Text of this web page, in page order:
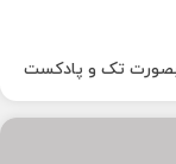
بصورت تک و پادکست